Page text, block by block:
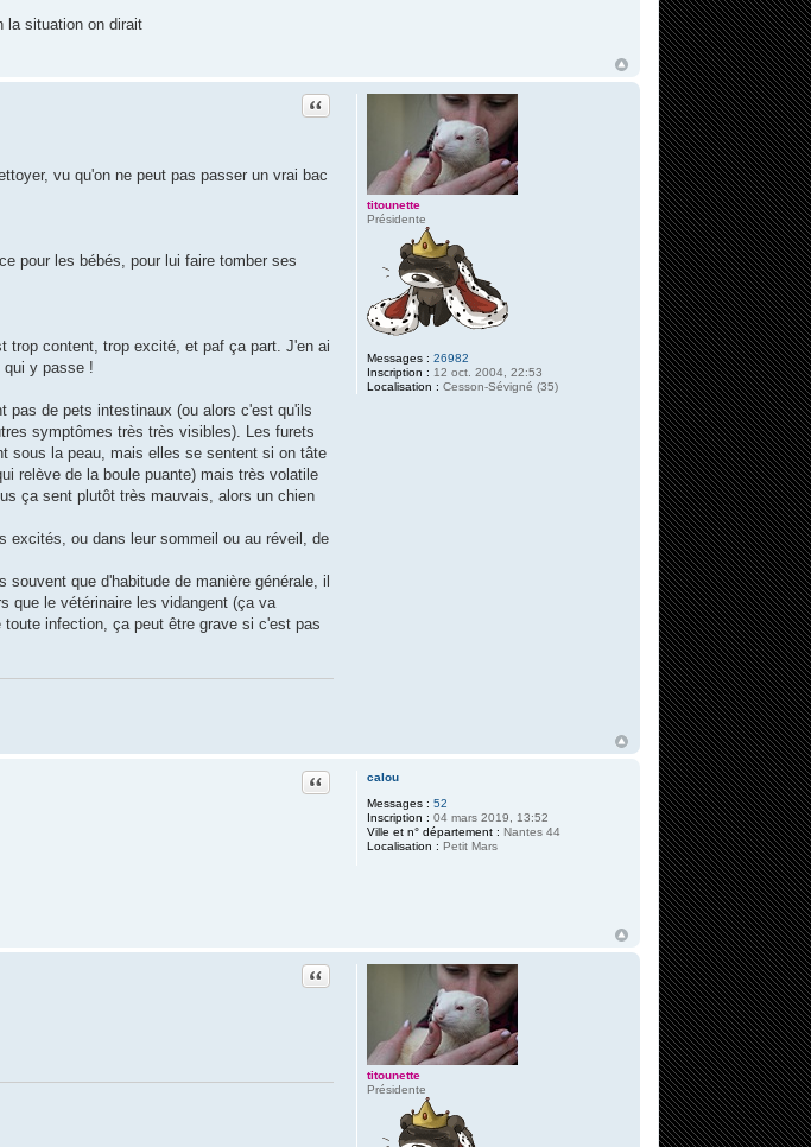
la situation on dirait
titounette
Présidente
Messages : 26982
Inscription : 12 oct. 2004, 22:53
Localisation : Cesson-Sévigné (35)
Citation
vu qu'on ne peut pas passer un vrai bac
pour les bébés, pour lui faire tomber ses
trop content, trop excité, et paf ça part. J'en ai
qui y passe !
pas de pets intestinaux (ou alors c'est qu'ils
symptômes très très visibles). Les furets
sous la peau, mais elles se sentent si on tâte
relève de la boule puante) mais très volatile
ça sent plutôt très mauvais, alors un chien
excités, ou dans leur sommeil ou au réveil, de
que d'habitude de manière générale, il
que le vétérinaire les vidangent (ça va
infection, ça peut être grave si c'est pas
calou
Messages : 52
Inscription : 04 mars 2019, 13:52
Ville et n° département : Nantes 44
Localisation : Petit Mars
Citation
titounette
Présidente
Citation